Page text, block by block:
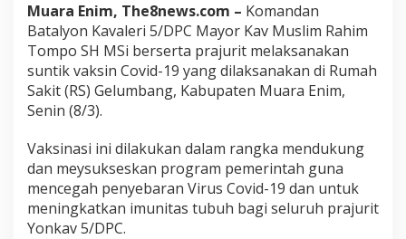
Muara Enim, The8news.com – Komandan
Batalyon Kavaleri 5/DPC Mayor Kav Muslim Rahim
Tompo SH MSi berserta prajurit melaksanakan
suntik vaksin Covid-19 yang dilaksanakan di Rumah
Sakit (RS) Gelumbang, Kabupaten Muara Enim,
Senin (8/3).
Vaksinasi ini dilakukan dalam rangka mendukung
dan meysukseskan program pemerintah guna
mencegah penyebaran Virus Covid-19 dan untuk
meningkatkan imunitas tubuh bagi seluruh prajurit
Yonkav 5/DPC.